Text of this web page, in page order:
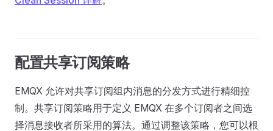
配置共享订阅策略
EMQX 允许对共享订阅组内消息的分发方式进行精细控
制。共享订阅策略用于定义 EMQX 在多个订阅者之间选
择消息接收者所采用的算法。通过调整该策略，您可以根